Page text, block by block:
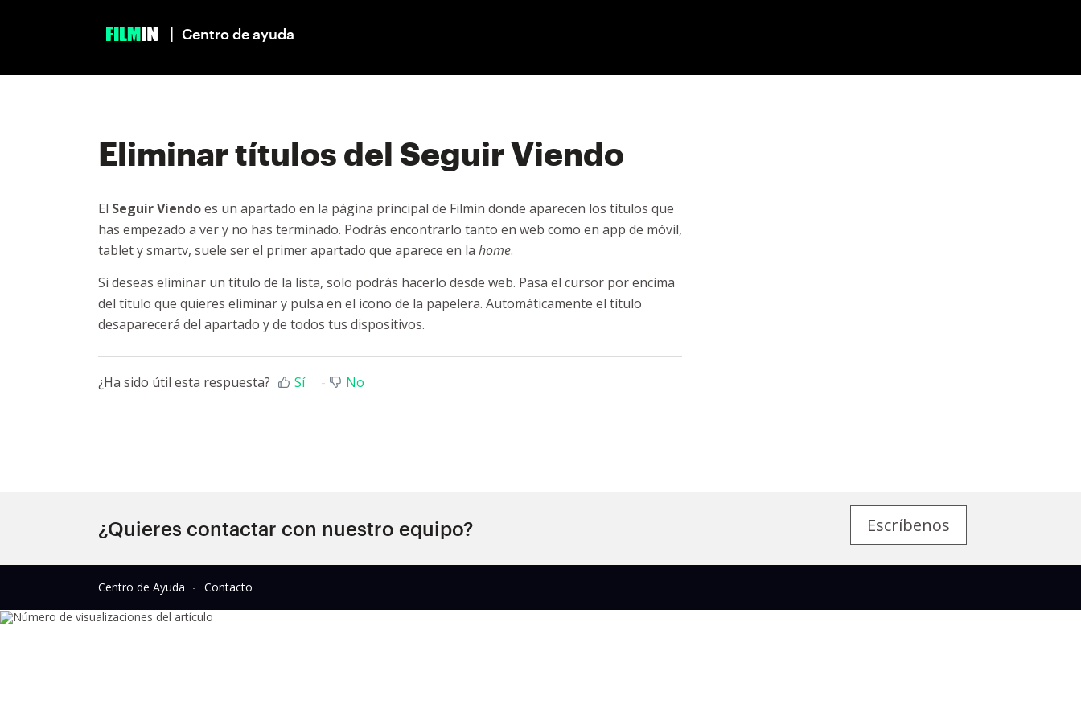
| Centro de ayuda
Eliminar títulos del Seguir Viendo
El Seguir Viendoes un apartado en la página principal de Filmin donde aparecen los títulos que
has empezado a ver y no has terminado. Podrás encontrarlo tanto en web como en app de móvil,
tablet y smartv, suele ser el primer apartado que aparece en la home.
Si deseas eliminar un título de la lista, solo podrás hacerlo desde web. Pasa el cursor por encima
del título que quieres eliminar y pulsa en el icono de la papelera. Automáticamente el título
desaparecerá del apartado y de todos tus dispositivos.
¿Ha sido útil esta respuesta? Sí No
¿Quieres contactar con nuestro equipo? Escríbenos
Centro de Ayuda Contacto